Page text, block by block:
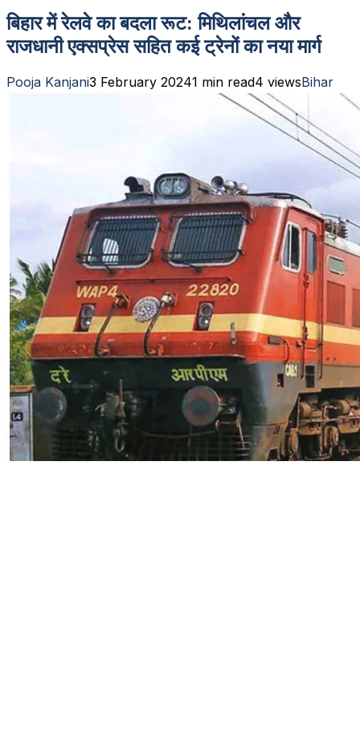
बिहार में रेलवे का बदला रूट: मिथिलांचल और
राजधानी एक्सप्रेस सहित कई ट्रेनों का नया मार्ग
Pooja Kanjani3 February 20241 min read4 viewsBihar